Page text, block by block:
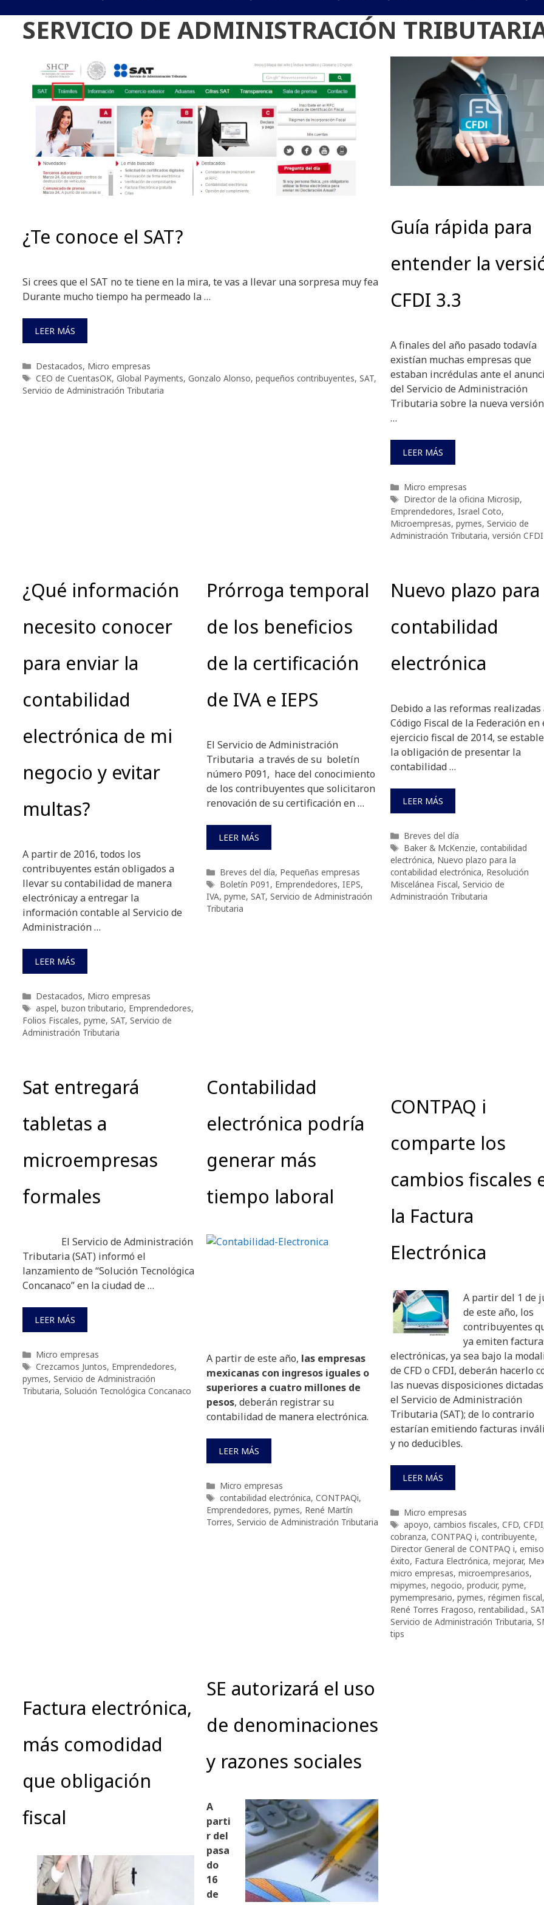
SERVICIO DE ADMINISTRACIÓN
¿Te conoce el SAT?
Si crees que el SAT no te tiene en la mira, te vas a llevar una sorpresa muy fea
Durante mucho tiempo ha permeado la …
LEER MÁS
Categorías
Destacados, Micro empresas
Etiquetas
CEO de CuentasOK, Global Payments, Gonzalo Alonso, pequeños contribuyentes, SAT,
Servicio de Administración Tributaria
Guía rápida para
entender la
CFDI 3.3
A finales del año pasado todavía
existían muchas empresas que
estaban incrédulas ante el
del Servicio de Administración
Tributaria sobre la nueva
…
LEER MÁS
Categorías
Micro empresas
Etiquetas
Director de la oficina Microsip,
Emprendedores, Israel Coto,
Microempresas, pymes, Servicio de
Administración Tributaria, versión
¿Qué información
necesito conocer
para enviar la
contabilidad
electrónica de mi
negocio y evitar
multas?
A partir de 2016, todos los
contribuyentes están obligados a
llevar su contabilidad de manera
electrónicay a entregar la
información contable al Servicio de
Administración …
LEER MÁS
Categorías
Destacados, Micro empresas
Etiquetas
aspel, buzon tributario, Emprendedores,
Folios Fiscales, pyme, SAT, Servicio de
Administración Tributaria
Prórroga temporal
de los beneficios
de la certificación
de IVA e IEPS
El Servicio de Administración
Tributaria a través de su boletín
número P091, hace del conocimiento
de los contribuyentes que solicitaron
renovación de su certificación en …
LEER MÁS
Categorías
Breves del día, Pequeñas empresas
Etiquetas
Boletín P091 , Emprendedores, IEPS,
IVA, pyme, SAT, Servicio de Administración
Tributaria
Nuevo plazo para
contabilidad
electrónica
Debido a las reformas realizadas
Código Fiscal de la Federación en
ejercicio fiscal de 2014, se
la obligación de presentar la
contabilidad …
LEER MÁS
Categorías
Breves del día
Etiquetas
Baker & McKenzie, contabilidad
electrónica, Nuevo plazo para la
contabilidad electrónica, Resolución
Miscelánea Fiscal, Servicio de
Administración Tributaria
Sat entregará
tabletas a
microempresas
formales
El Servicio de Administración
Tributaria (SAT) informó el
lanzamiento de “Solución Tecnológica
Concanaco” en la ciudad de …
LEER MÁS
Categorías
Micro empresas
Etiquetas
Crezcamos Juntos, Emprendedores,
pymes, Servicio de Administración
Tributaria, Solución Tecnológica Concanaco
Contabilidad
electrónica podría
generar más
tiempo laboral
A partir de este año, las empresas
mexicanas con ingresos iguales o
superiores a cuatro millones de
pesos, deberán registrar su
contabilidad de manera electrónica.
LEER MÁS
Categorías
Micro empresas
Etiquetas
contabilidad electrónica, CONTPAQi,
Emprendedores, pymes, René Martín
Torres, Servicio de Administración Tributaria
CONTPAQ i
comparte los
cambios fiscales
la Factura
Electrónica
A partir del 1 de
de este año, los
contribuyentes
ya emiten
electrónicas, ya sea bajo la
de CFD o CFDI, deberán hacerlo
las nuevas disposiciones
el Servicio de Administración
Tributaria (SAT); de lo contrario
estarían emitiendo facturas
y no deducibles.
LEER MÁS
Categorías
Micro empresas
Etiquetas
apoyo, cambios fiscales, CFD, CFDI
cobranza, CONTPAQ i, contribuyente,
Director General de CONTPAQ i,
éxito, Factura Electrónica, mejorar,
micro empresas, microempresarios,
mipymes, negocio, producir, pyme,
pymempresario, pymes, régimen fiscal,
René Torres Fragoso, rentabilidad.,
Servicio de Administración Tributaria,
tips
Factura electrónica,
más comodidad
que obligación
fiscal
SE autorizará el uso
de denominaciones
y razones sociales
A
parti
r del
pasa
do
16
de